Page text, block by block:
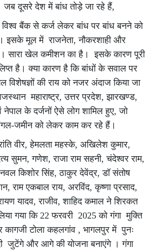
जब दूसरे देश में बांध तोड़े जा रहे हैं,
बैंक से कर्ज लेकर बांध पर बांध बनने को
इसके मूल में राजनेता, नौकरशाही और
सारा खेल कमीशन का है। इसके कारण पूरी
है। क्या कारण है कि बांधों के सवाल पर
विशेषज्ञों की राय को नजर अंदाज किया जा
महाराष्ट्र, उत्तर प्रदेश, झारखण्ड,
के दर्जनों ऐसे लोग शामिल हुए, जो
जमीन को लेकर काम कर रहे हैं।
वीर, हेमलता महस्के, अखिलेश कुमार,
सुमन, गणेश, राजा राम सहनी, चंदेश्वर राम,
नवल किशोर सिंह, ठाकुर देवेंद्र, डॉ संतोष
राम एकबाल राय, अरविंद, कृष्णा प्रसाद,
यादव, राजीव, शाहिद कमाल ने शिरकत
गया कि 22 फरवरी 2025 को गंगा मुक्ति
कागजी टोला कहलगांव , भागलपुर में पुनः
जुटेंगे और आगे की योजना बनाएंगे । गंगा